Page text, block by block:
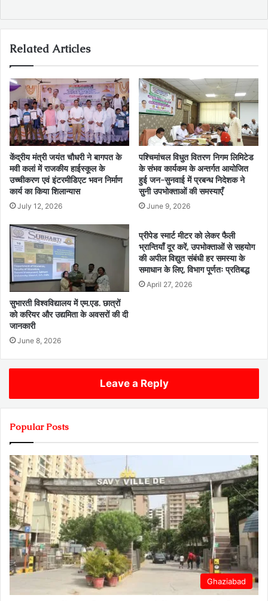
Related Articles
केंद्रीय मंत्री जयंत चौधरी ने बागपत के
मवी कलां में राजकीय हाईस्कूल के
उच्चीकरण एवं इंटरमीडिएट भवन निर्माण
कार्य का किया शिलान्यास
July 12, 2026
पश्चिमांचल विधुत वितरण निगम लिमिटेड
के संभव कार्यकम के अन्तर्गत आयोजित
हुई जन-सुनवाई में प्रबन्ध निदेशक ने
सुनी उपभोक्ताओं की समस्याएँ
June 9, 2026
सुभारती विश्वविद्यालय में एम.एड. छात्रों
को करियर और उद्यमिता के अवसरों की दी
जानकारी
June 8, 2026
प्रीपेड स्मार्ट मीटर को लेकर फैली
भ्रान्तियाँ दूर करें, उपभोक्ताओं से सहयोग
की अपील विद्युत संबंधी हर समस्या के
समाधान के लिए, विभाग पूर्णतः प्रतिबद्ध
April 27, 2026
Leave a Reply
Popular Posts
Ghaziabad